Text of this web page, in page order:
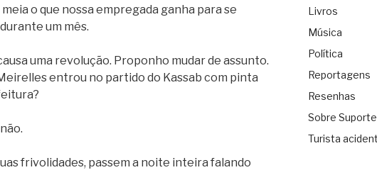
meia o que nossa empregada ganha para se
um mês.
uma revolução. Proponho mudar de assunto.
entrou no partido do Kassab com pinta
frivolidades, passem a noite inteira falando
Livros
Música
Política
Reportagens
Resenhas
Sobre
Turista